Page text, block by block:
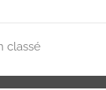
classé